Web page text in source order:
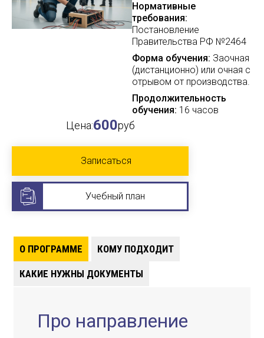
Нормативные
требования:
Постановление
Правительства РФ №2464
Форма обучения: Заочная
(дистанционно) или очная с
отрывом от производства.
Продолжительность
обучения: 16 часов
Цена:600руб
Записаться
Учебный план
О ПРОГРАММЕ КОМУ ПОДХОДИТ
КАКИЕ НУЖНЫ ДОКУМЕНТЫ
Про направление